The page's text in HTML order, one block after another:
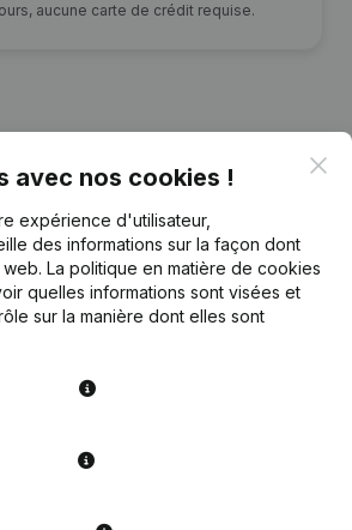
aucune carte de crédit requise.
Publication
Rubrique Constitution (Nouvelle
posées
avec nos cookies !
expérience d'utilisateur,
des informations sur la façon dont
La politique en matière de cookies
quelles informations sont visées et
sur la manière dont elles sont